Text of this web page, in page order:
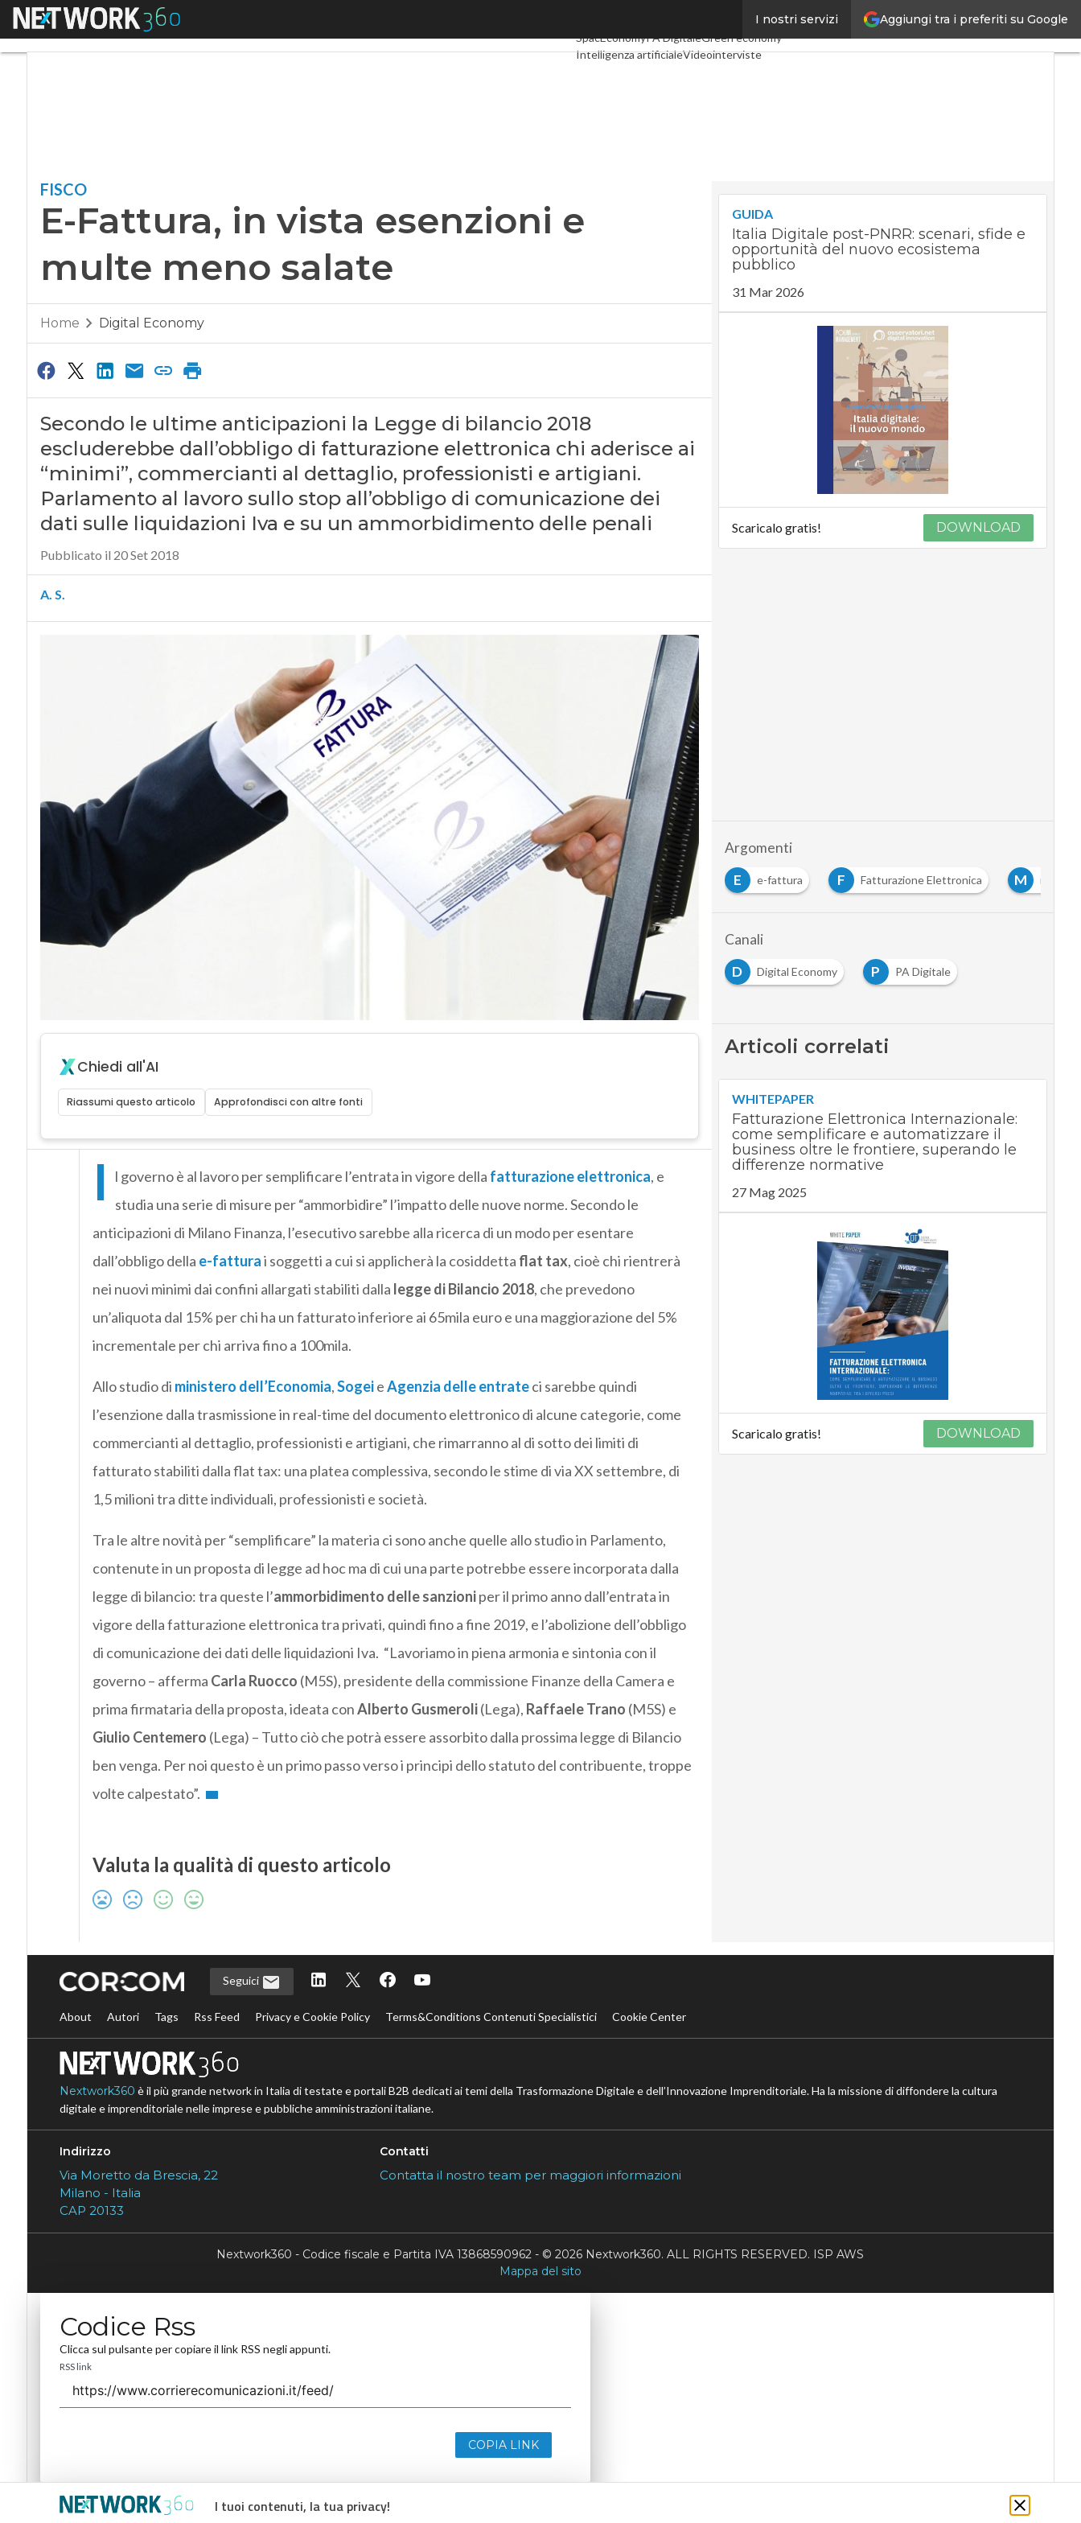
Aggiungi tra i preferiti su Google
I nostri servizi
Menu
Industria 4.0
SpacEconomyPA DigitaleGreen economy
Intelligenza artificialeVideointerviste
FISCO
E-Fattura, in vista esenzioni e
multe meno salate
Home Digital Economy
Secondo le ultime anticipazioni la Legge di bilancio 2018
escluderebbe dall’obbligo di fatturazione elettronica chi aderisce ai
“minimi”, commercianti al dettaglio, professionisti e artigiani.
Parlamento al lavoro sullo stop all’obbligo di comunicazione dei
dati sulle liquidazioni Iva e su un ammorbidimento delle penali
Pubblicato il 20 Set 2018
A. S.
Chiedi all'AI
Riassumi questo articolo Approfondisci con altre fonti
I l governo è al lavoro per semplificare l’entrata in vigore della fatturazione elettronica, e
studia una serie di misure per “ammorbidire” l’impatto delle nuove norme. Secondo le
anticipazioni di Milano Finanza, l’esecutivo sarebbe alla ricerca di un modo per esentare
dall’obbligo della e-fatturai soggetti a cui si applicherà la cosiddetta flat tax, cioè chi rientrerà
nei nuovi minimi dai confini allargati stabiliti dalla legge di Bilancio 2018, che prevedono
un’aliquota dal 15% per chi ha un fatturato inferiore ai 65mila euro e una maggiorazione del 5%
incrementale per chi arriva fino a 100mila.
Allo studio di ministero dell’Economia,SogeieAgenzia delle entrateci sarebbe quindi
l’esenzione dalla trasmissione in real-time del documento elettronico di alcune categorie, come
commercianti al dettaglio, professionisti e artigiani, che rimarranno al di sotto dei limiti di
fatturato stabiliti dalla flat tax: una platea complessiva, secondo le stime di via XX settembre, di
1,5 milioni tra ditte individuali, professionisti e società.
Tra le altre novità per “semplificare” la materia ci sono anche quelle allo studio in Parlamento,
contenute in un proposta di legge ad hoc ma di cui una parte potrebbe essere incorporata dalla
legge di bilancio: tra queste l’ammorbidimento delle sanzioniper il primo anno dall’entrata in
vigore della fatturazione elettronica tra privati, quindi fino a fine 2019, e l’abolizione dell’obbligo
di comunicazione dei dati delle liquidazioni Iva. “Lavoriamo in piena armonia e sintonia con il
governo – afferma Carla Ruocco (M5S), presidente della commissione Finanze della Camera e
prima firmataria della proposta, ideata conAlberto Gusmeroli(Lega), Raffaele Trano (M5S) e
Giulio Centemero (Lega) – Tutto ciò che potrà essere assorbito dalla prossima legge di Bilancio
ben venga. Per noi questo è un primo passo verso i principi dello statuto del contribuente, troppe
volte calpestato”.
Valuta la qualità di questo articolo
GUIDA
Italia Digitale post-PNRR: scenari, sfide e
opportunità del nuovo ecosistema
pubblico
31 Mar 2026
Scaricalo gratis! DOWNLOAD
Argomenti
A
agenzia delle entrate E e-fattura F Fatturazione Elettronica M mef
Canali
D
Digital Economy P PA Digitale
Articoli correlati
WHITEPAPER
Fatturazione Elettronica Internazionale:
come semplificare e automatizzare il
business oltre le frontiere, superando le
differenze normative
27 Mag 2025
Scaricalo gratis! DOWNLOAD
I tuoi contenuti, la tua privacy!
Seguici
About Autori Tags Rss Feed Privacy e Cookie Policy Terms&Conditions Contenuti Specialistici Cookie Center
Nextwork360 è il più grande network in Italia di testate e portali B2B dedicati ai temi della Trasformazione Digitale e dell’Innovazione Imprenditoriale. Ha la missione di diffondere la cultura
digitale e imprenditoriale nelle imprese e pubbliche amministrazioni italiane.
Indirizzo
Via Moretto da Brescia, 22
Milano - Italia
CAP 20133
Contatti
Contatta il nostro team per maggiori informazioni
Nextwork360 - Codice fiscale e Partita IVA 13868590962 - © 2026 Nextwork360. ALL RIGHTS RESERVED. ISP AWS
Mappa del sito
Codice Rss
Clicca sul pulsante per copiare il link RSS negli appunti.
RSS link
COPIA LINK
Codice Rss